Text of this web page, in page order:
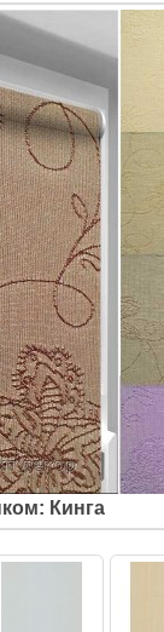
Кинга